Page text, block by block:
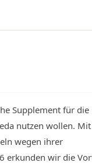
Supplement für die
nutzen wollen.
wegen ihrer
erkunden wir die